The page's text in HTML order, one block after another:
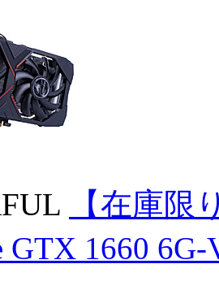
【在庫
GTX 1660